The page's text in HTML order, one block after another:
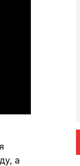
а